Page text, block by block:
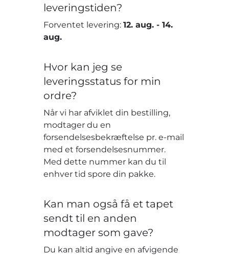
leveringstiden?
Forventet levering:12. aug. -14.
aug.
Hvor kan jeg se
leveringsstatus for min
ordre?
Når vi har afviklet din bestilling,
modtager du en
forsendelsesbekræftelse pr. e-mail
med et forsendelsesnummer.
Med dette nummer kan du til
enhver tid spore din pakke.
Kan man også få et tapet
sendt til en anden
modtager som gave?
Du kan altid angive en afvigende